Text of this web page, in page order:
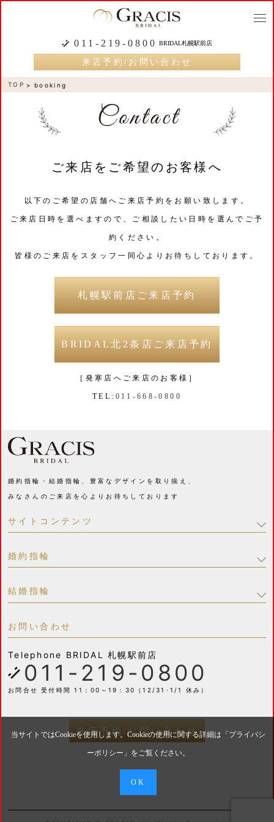
011-219-0800 BRIDAL札幌駅前店
来店予約/お問い合わせ
TOP booking
ご来店をご希望のお客様へ
以下のご希望の店舗へご来店予約をお願い致します。
ご来店日時を選べますので、ご相談したい日時を選んでご予
約ください。
皆様のご来店をスタッフ一同心よりお待ちしております。
札幌駅前店ご来店予約
BRIDAL北2条店ご来店予約
［発寒店へご来店のお客様］
TEL: 011-668-0800
婚約指輪・結婚指輪、豊富なデザインを取り揃え、
みなさんのご来店を心よりお待ちしております
サイトコンテンツ
婚約指輪
結婚指輪
お問い合わせ
Telephone BRIDAL 札幌駅前店
011-219-0800
お問合せ 受付時間 11：00～19：30（12/31･1/1 休み）
来店予約/お問い合わせ
当サイトではCookieを使用します。Cookieの使用に関する詳細は「 プライバシ
ーポリシー 」をご覧ください。
OK